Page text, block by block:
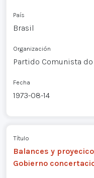
País
Brasil
Organización
Partido Comunista
Fecha
1973-08-14
Título
Balances y
Gobierno